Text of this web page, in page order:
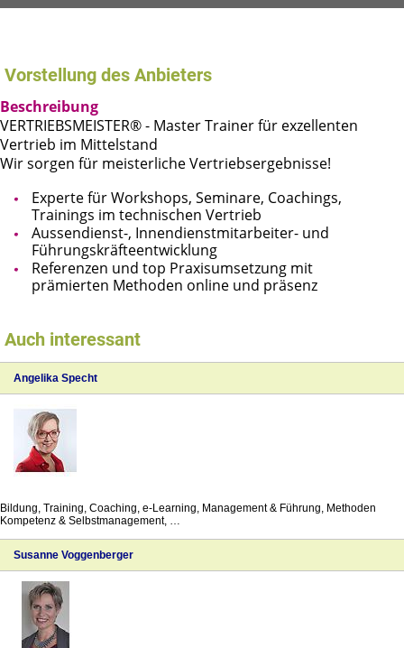
Vorstellung des Anbieters
Beschreibung
VERTRIEBSMEISTER® - Master Trainer für exzellenten
Vertrieb im Mittelstand
Wir sorgen für meisterliche Vertriebsergebnisse!
Experte für Workshops, Seminare, Coachings,
Trainings im technischen Vertrieb
Aussendienst-, Innendienstmitarbeiter- und
Führungskräfteentwicklung
Referenzen und top Praxisumsetzung mit
prämierten Methoden online und präsenz
Auch interessant